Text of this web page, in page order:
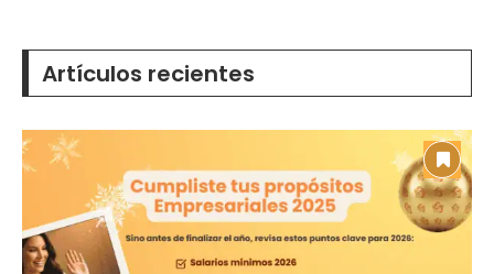
Artículos recientes